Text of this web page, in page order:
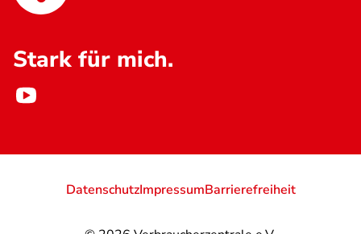
Stark für mich.
DatenschutzImpressumBarrierefreiheit